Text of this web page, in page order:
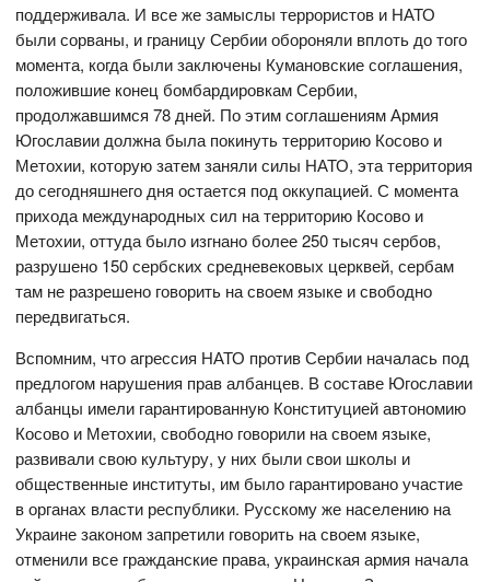
поддерживала. И все же замыслы террористов и НАТО
были сорваны, и границу Сербии обороняли вплоть до того
момента, когда были заключены Кумановские соглашения,
положившие конец бомбардировкам Сербии,
продолжавшимся 78 дней. По этим соглашениям Армия
Югославии должна была покинуть территорию Косово и
Метохии, которую затем заняли силы НАТО, эта территория
до сегодняшнего дня остается под оккупацией. С момента
прихода международных сил на территорию Косово и
Метохии, оттуда было изгнано более 250 тысяч сербов,
разрушено 150 сербских средневековых церквей, сербам
там не разрешено говорить на своем языке и свободно
передвигаться.
Вспомним, что агрессия НАТО против Сербии началась под
предлогом нарушения прав албанцев. В составе Югославии
албанцы имели гарантированную Конституцией автономию
Косово и Метохии, свободно говорили на своем языке,
развивали свою культуру, у них были свои школы и
общественные институты, им было гарантировано участие
в органах власти республики. Русскому же населению на
Украине законом запретили говорить на своем языке,
отменили все гражданские права, украинская армия начала